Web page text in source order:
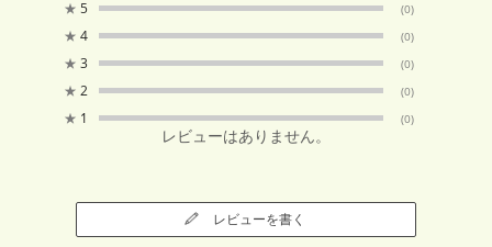
★ 5 (0)
★ 4 (0)
★ 3 (0)
★ 2 (0)
★ 1 (0)
レビューはありません。
レビューを書く